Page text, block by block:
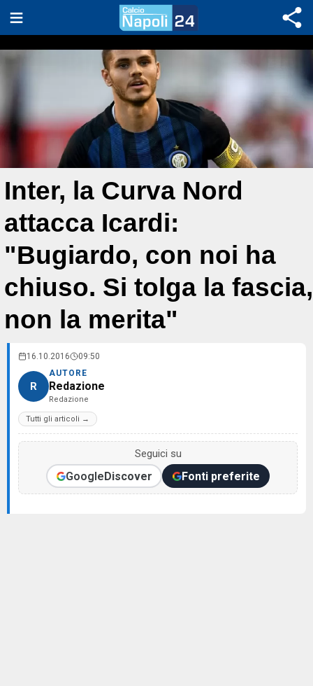
Inter, la Curva Nord
attacca Icardi:
"Bugiardo, con noi ha
chiuso. Si tolga la fascia,
non la merita"
16.10.2016 09:50
R
AUTORE
Redazione
Redazione
Tutti gli articoli →
Seguici su
GoogleDiscover Fonti preferite